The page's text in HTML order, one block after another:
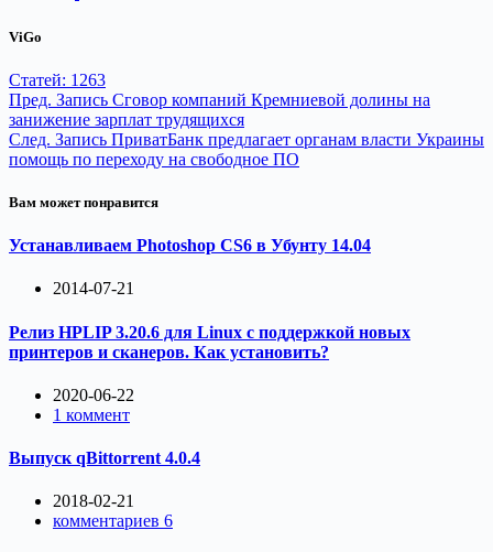
ViGo
Статей: 1263
Пред. Запись Сговор компаний Кремниевой долины на
занижение зарплат трудящихся
След. Запись ПриватБанк предлагает органам власти Украины
помощь по переходу на свободное ПО
Вам может понравится
Устанавливаем Photoshop CS6 в Убунту 14.04
2014-07-21
Релиз HPLIP 3.20.6 для Linux с поддержкой новых
принтеров и сканеров. Как установить?
2020-06-22
1 коммент
Выпуск qBittorrent 4.0.4
2018-02-21
комментариев 6